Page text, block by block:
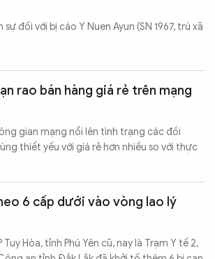
đối với bị cáo Y Nuen Ayun (SN 1967, trú xã
rao bán hàng giá rẻ trên mạng
gian mạng nổi lên tình trạng các đối
thiết yếu với giá rẻ hơn nhiều so với thực
6 cấp dưới vào vòng lao lý
Hòa, tỉnh Phú Yên cũ, nay là Trạm Y tế 2,